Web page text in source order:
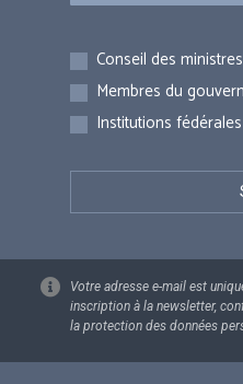
Inscriptions
Conseil des ministres
Membres du
Institutions fédérales
Votre adresse e-mail est
inscription à la newsletter,
la protection des données